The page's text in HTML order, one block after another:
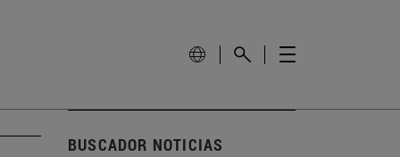
BUSCADOR NOTICIAS